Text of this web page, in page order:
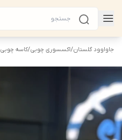
جاواوود گلستان/اکسسوری چوبی/کاسه چوبی